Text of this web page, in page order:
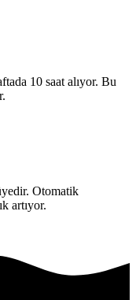
10 saat alıyor. Bu
Otomatik
artıyor.